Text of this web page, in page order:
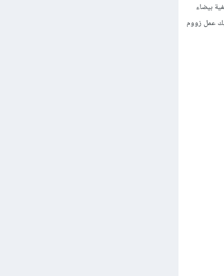
عن النقاط التي ستملأ التصميم لذلك افتح ملف جديد بحجم 2×2 بخلفية بيضاء
عمل زووم